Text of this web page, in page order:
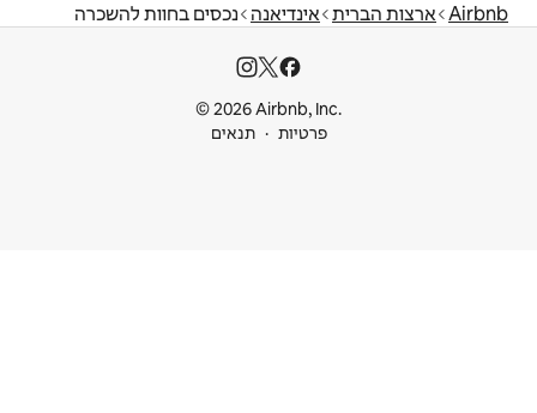
נכסים בחוות להשכרה